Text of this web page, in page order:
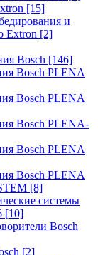
[15]
и
Extron [2]
Bosch [146]
Bosch PLENA
Bosch PLENA
Bosch PLENA-
Bosch PLENA
Bosch PLENA
[8]
системы
[10]
Bosch
[2]